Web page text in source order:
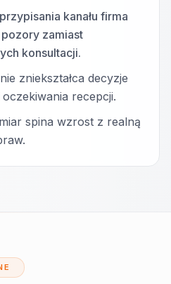
kanału firma
zamiast
konsultacji.
zniekształca decyzje
recepcji.
spina wzrost z realną